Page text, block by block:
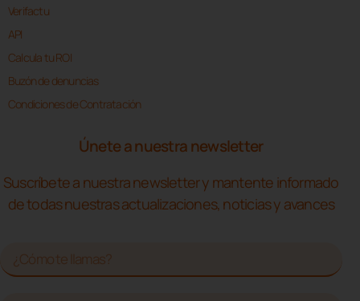
Verifactu
API
Calcula tu ROI
Buzón de denuncias
Condiciones de Contratación
Únete a nuestra newsletter
Suscríbete a nuestra newsletter y mantente informado
de todas nuestras actualizaciones, noticias y avances